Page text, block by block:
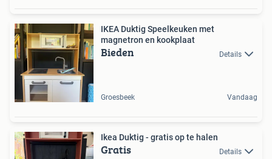
IKEA Duktig Speelkeuken met
magnetron en kookplaat
Bieden Details
Groesbeek Vandaag
Ikea Duktig - gratis op te halen
Gratis Details